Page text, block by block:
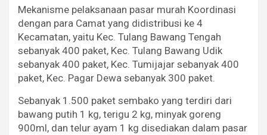
Mekanisme pelaksanaan pasar murah Koordinasi
dengan para Camat yang didistribusi ke 4
Kecamatan, yaitu Kec. Tulang Bawang Tengah
sebanyak 400 paket, Kec. Tulang Bawang Udik
sebanyak 400 paket, Kec. Tumijajar sebanyak 400
paket, Kec. Pagar Dewa sebanyak 300 paket.
Sebanyak 1.500 paket sembako yang terdiri dari
bawang putih 1 kg, terigu 2 kg, minyak goreng
900ml, dan telur ayam 1 kg disediakan dalam pasar